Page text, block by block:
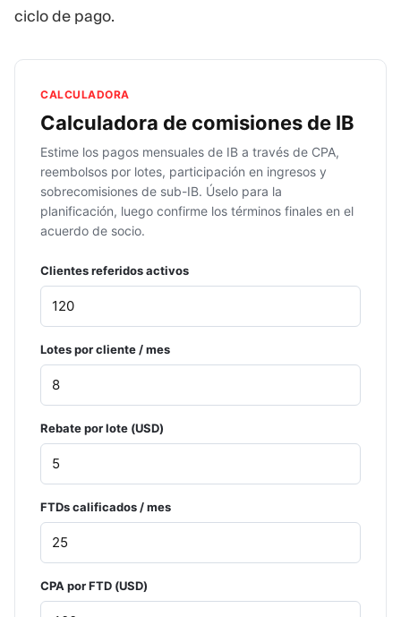
ciclo de pago.
CALCULADORA
Calculadora de comisiones de IB
Estime los pagos mensuales de IB a través de CPA,
reembolsos por lotes, participación en ingresos y
sobrecomisiones de sub-IB. Úselo para la
planificación, luego confirme los términos finales en el
acuerdo de socio.
Clientes referidos activos
Lotes por cliente / mes
Rebate por lote (USD)
FTDs calificados / mes
CPA por FTD (USD)